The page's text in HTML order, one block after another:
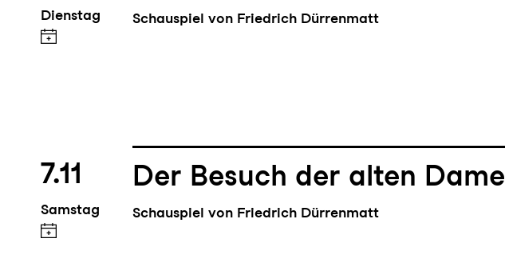
Dienstag Schauspiel von Friedrich Dürrenmatt
7.11
Samstag
Der Besuch der alten Dame
Schauspiel von Friedrich Dürrenmatt